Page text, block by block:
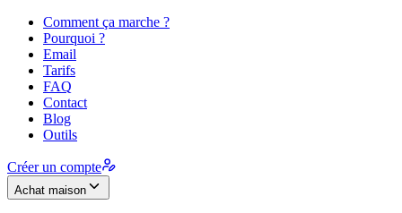
Comment ça marche ?
Pourquoi ?
Email
Tarifs
FAQ
Contact
Blog
Outils
Créer un compte
Achat maison